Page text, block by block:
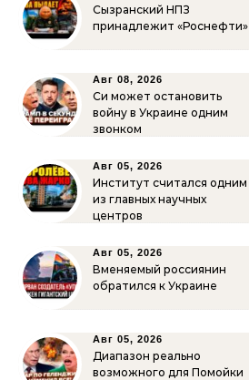
Сызранский НПЗ
принадлежит «Роснефти»
Авг 08, 2026
Си может остановить
войну в Украине одним
звонком
Авг 05, 2026
Институт считался одним
из главных научных
центров
Авг 05, 2026
Вменяемый россиянин
обратился к Украине
Авг 05, 2026
Диапазон реально
возможного для Помойки